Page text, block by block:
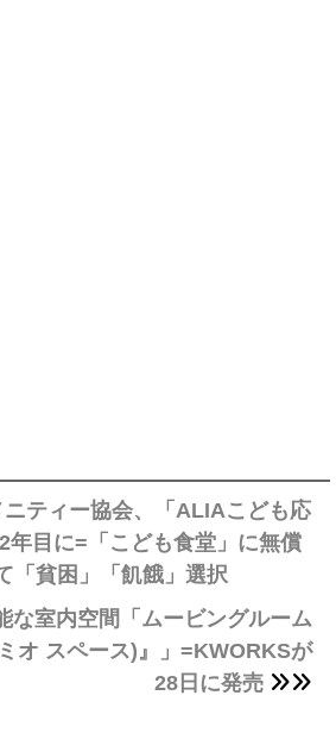
ニティー協会、「ALIAこども応
年目に=「こども食堂」に無償
「貧困」「飢餓」選択
な室内空間「ムービングルーム
オ スペース)』」=KWORKSが
28日に発売